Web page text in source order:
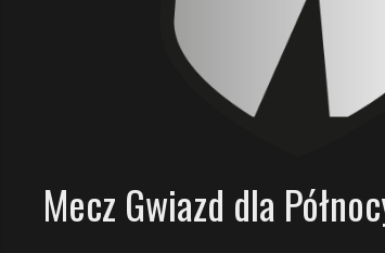
Mecz Gwiazd dla